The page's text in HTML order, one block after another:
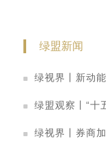
绿盟新闻
绿视界丨新动能挑
绿盟观察丨“十五五”能
绿视界丨券商加码另类